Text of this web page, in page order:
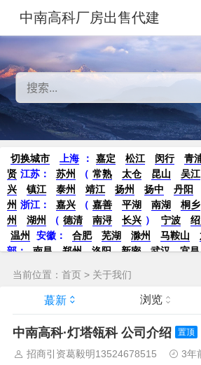
中南高科厂房出售代建
切换城市 上海 ： 嘉定 松江 闵行 青
贤 江苏： 苏州 （ 常熟 太仓 昆山 吴江
兴
镇江 泰州 靖江 扬州 扬中 丹阳
州 浙江： 嘉兴 （ 嘉善 平湖 南湖 桐乡
州
湖州 （ 德清 南浔 长兴 ） 宁波
温州
安徽： 合肥 芜湖 滁州 马鞍山
部： 南昌 郑州 洛阳 新密 武汉 宜昌
安
香河 大厂 永清 三河
沈阳 济南 绵阳 石家庄
威海
烟台 青岛 珠三角： 广州 东莞
山
佛山 清远 福建： 福州 漳州 泉州
西亚
新加坡 墨西哥 荷兰 美国 地产商
当前位置： 首页 > 关于我们
蕞新 浏览
中南高科·灯塔瓴科 公司介绍 置顶
招商引资葛毅明13524678515 3年